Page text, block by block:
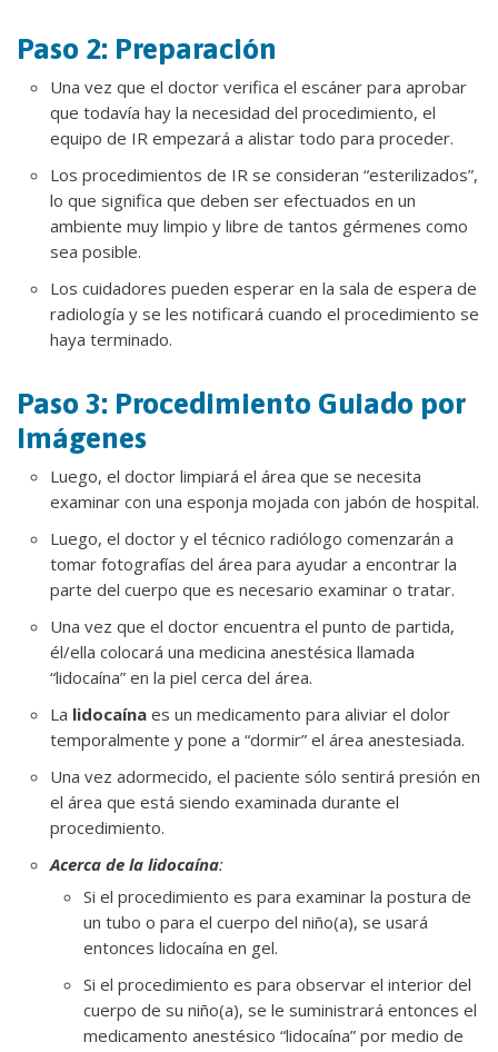
Paso 2: Preparación
Una vez que el doctor verifica el escáner para aprobar
que todavía hay la necesidad del procedimiento, el
equipo de IR empezará a alistar todo para proceder.
Los procedimientos de IR se consideran “esterilizados”,
lo que significa que deben ser efectuados en un
ambiente muy limpio y libre de tantos gérmenes como
sea posible.
Los cuidadores pueden esperar en la sala de espera de
radiología y se les notificará cuando el procedimiento se
haya terminado.
Paso 3: Procedimiento Guiado por
Imágenes
Luego, el doctor limpiará el área que se necesita
examinar con una esponja mojada con jabón de hospital.
Luego, el doctor y el técnico radiólogo comenzarán a
tomar fotografías del área para ayudar a encontrar la
parte del cuerpo que es necesario examinar o tratar.
Una vez que el doctor encuentra el punto de partida,
él/ella colocará una medicina anestésica llamada
“lidocaína” en la piel cerca del área.
La lidocaína es un medicamento para aliviar el dolor
temporalmente y pone a “dormir” el área anestesiada.
Una vez adormecido, el paciente sólo sentirá presión en
el área que está siendo examinada durante el
procedimiento.
Acerca de la lidocaína:
Si el procedimiento es para examinar la postura de
un tubo o para el cuerpo del niño(a), se usará
entonces lidocaína en gel.
Si el procedimiento es para observar el interior del
cuerpo de su niño(a), se le suministrará entonces el
medicamento anestésico “lidocaína” por medio de